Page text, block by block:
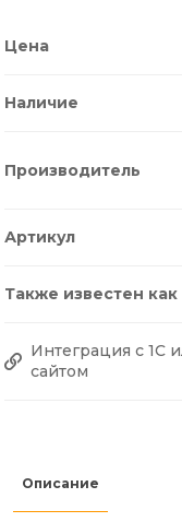
Цена
Наличие
Производитель
Артикул
Также известен как
Интеграция с 1С
сайтом
Описание